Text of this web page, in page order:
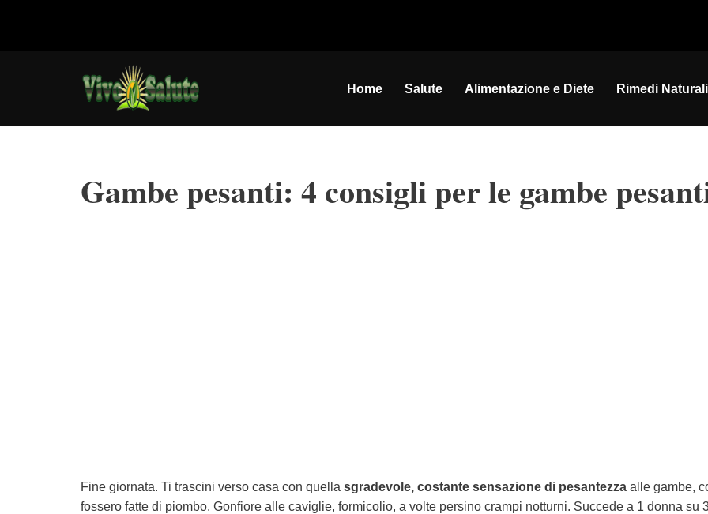
Home Salute Alimentazione e Diete Rimedi Naturali
Gambe pesanti: 4 consigli per le gambe
Fine giornata. Ti trascini verso casa con quella sgradevole, costante sensazione di pesantezza alle gambe,
fossero fatte di piombo. Gonfiore alle caviglie, formicolio, a volte persino crampi notturni. Succede a 1 donna su